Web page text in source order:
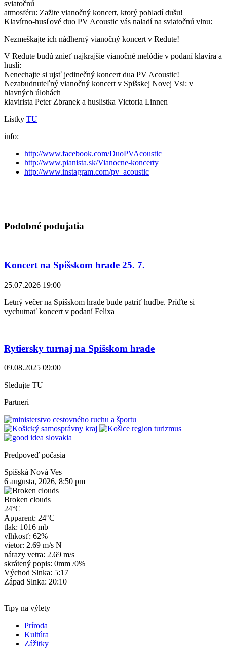
sviatočnú
atmosféru: Zažite vianočný koncert, ktorý pohladí dušu!
Klavírno-husľové duo PV Acoustic vás naladí na sviatočnú vlnu:
Nezmeškajte ich nádherný vianočný koncert v Redute!
V Redute budú znieť najkrajšie vianočné melódie v podaní klavíra a
huslí:
Nenechajte si ujsť jedinečný koncert dua PV Acoustic!
Nezabudnuteľný vianočný koncert v Spišskej Novej Vsi: v
hlavných úlohách
klavirista Peter Zbranek a huslistka Victoria Linnen
Lístky TU
info:
http://www.facebook.com/DuoPVAcoustic
http://www.pianista.sk/Vianocne-koncerty
http://www.instagram.com/pv_acoustic
Podobné podujatia
Koncert na Spišskom hrade 25. 7.
25.07.2026 19:00
Letný večer na Spišskom hrade bude patriť hudbe. Príďte si
vychutnať koncert v podaní Felixa
Rytiersky turnaj na Spišskom hrade
09.08.2025 09:00
Sledujte TU
Partneri
Predpoveď počasia
Spišská Nová Ves
6 augusta, 2026, 8:50 pm
Broken clouds
24°C
Apparent: 24°C
tlak: 1016 mb
vlhkosť: 62%
vietor: 2.69 m/s N
nárazy vetra: 2.69 m/s
skrátený popis: 0mm /0%
Východ Slnka: 5:17
Západ Slnka: 20:10
Tipy na výlety
Príroda
Kultúra
Zážitky